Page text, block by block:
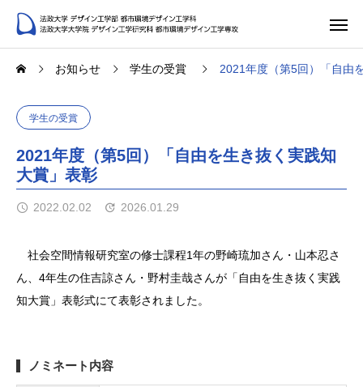
お知らせ 学生の受賞 2021年度（第5回）「自由
学生の受賞
2021年度（第5回）「自由を生き抜く実践知
大賞」表彰
2022.02.02 2026.01.29
社会空間情報研究室の修士課程1年の野崎琉加さん・山本忍さ
ん、4年生の住吉諒さん・野村圭哉さんが「自由を生き抜く実践
知大賞」表彰式にて表彰されました。
ノミネート内容